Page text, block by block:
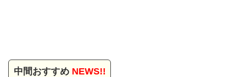
中間おすすめNEWS!!